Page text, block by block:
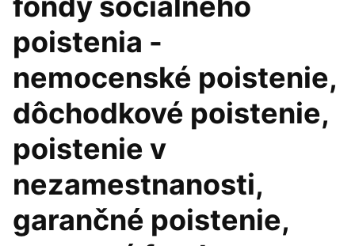
poistenia -
nemocenské poistenie,
dôchodkové poistenie,
poistenie v
nezamestnanosti,
garančné poistenie,